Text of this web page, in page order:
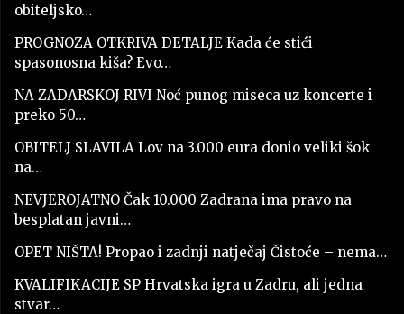
obiteljsko…
PROGNOZA OTKRIVA DETALJE Kada će stići
spasonosna kiša? Evo…
NA ZADARSKOJ RIVI Noć punog miseca uz koncerte i
preko 50…
OBITELJ SLAVILA Lov na 3.000 eura donio veliki šok
na…
NEVJEROJATNO Čak 10.000 Zadrana ima pravo na
besplatan javni…
OPET NIŠTA! Propao i zadnji natječaj Čistoće – nema…
KVALIFIKACIJE SP Hrvatska igra u Zadru, ali jedna
stvar…